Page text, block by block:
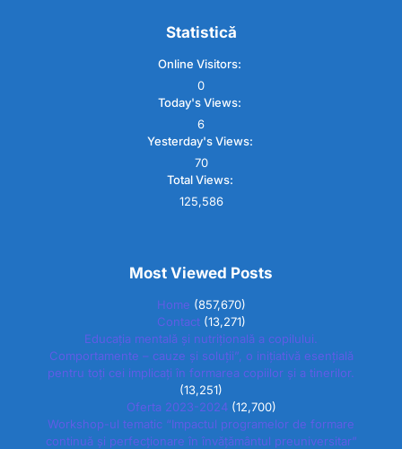
Statistică
Online Visitors:
0
Today's Views:
6
Yesterday's Views:
70
Total Views:
125,586
Most Viewed Posts
Home (857,670)
Contact (13,271)
Educația mentală și nutrițională a copilului.
Comportamente – cauze și soluții”, o inițiativă esențială
pentru toți cei implicați în formarea copiilor și a tinerilor.
(13,251)
Oferta 2023-2024 (12,700)
Workshop-ul tematic “Impactul programelor de formare
continuă și perfecționare în învățământul preuniversitar”